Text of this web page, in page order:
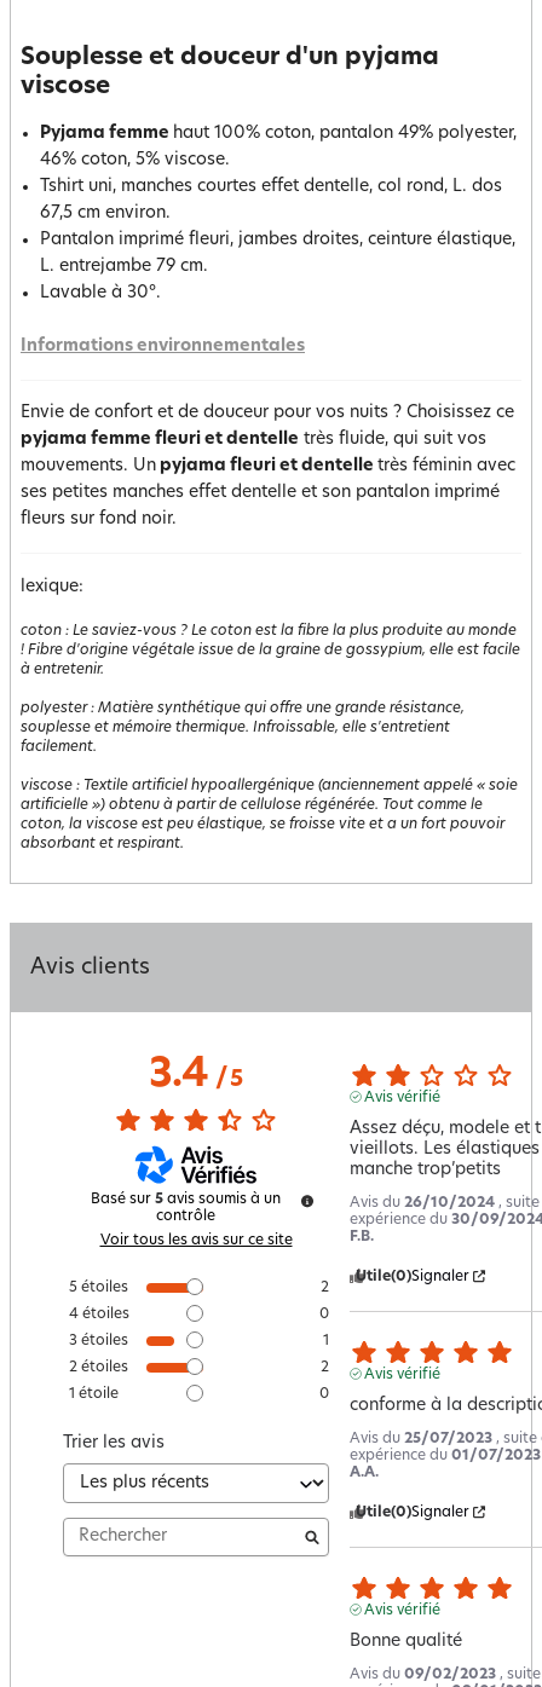
Souplesse et douceur d'un pyjama
viscose
Pyjama femme haut 100% coton, pantalon 49% polyester,
46% coton, 5% viscose.
Tshirt uni, manches courtes effet dentelle, col rond, L. dos
67,5 cm environ.
Pantalon imprimé fleuri, jambes droites, ceinture élastique,
L. entrejambe 79 cm.
Lavable à 30°.
Informations environnementales
Envie de confort et de douceur pour vos nuits ? Choisissez ce
pyjama femme fleuri et dentelle très fluide, qui suit vos
mouvements. Un pyjama fleuri et dentelle très féminin avec
ses petites manches effet dentelle et son pantalon imprimé
fleurs sur fond noir.
lexique:
coton : Le saviez-vous ? Le coton est la fibre la plus produite au monde
! Fibre d'origine végétale issue de la graine de gossypium, elle est facile
à entretenir.
polyester: Matière synthétique qui offre une grande résistance,
souplesse et mémoire thermique. Infroissable, elle s'entretient
facilement.
viscose : Textile artificiel hypoallergénique (anciennement appelé « soie
artificielle ») obtenu à partir de cellulose régénérée. Tout comme le
coton, la viscose est peu élastique, se froisse vite et a un fort pouvoir
absorbant et respirant.
Avis clients
3.4/ 5
Basé sur 5 avis soumis à un
contrôle
Voir tous les avis sur ce site
5 étoiles
2
4 étoiles
0
3 étoiles
1
2 étoiles
2
1 étoile 0
Trier les avis
Avis vérifié
Assez déçu, modele et
vieillots. Les élastiques
manche trop’petits
Avis du 26/10/2024 , suite
expérience du 30/09/
F.B.
Utile(0)Signaler
Avis vérifié
conforme à la
Avis du 25/07/2023 , suite
expérience du 01/07/2023
A.A.
Utile(0)Signaler
Avis vérifié
Bonne qualité
Avis du 09/02/2023 ,